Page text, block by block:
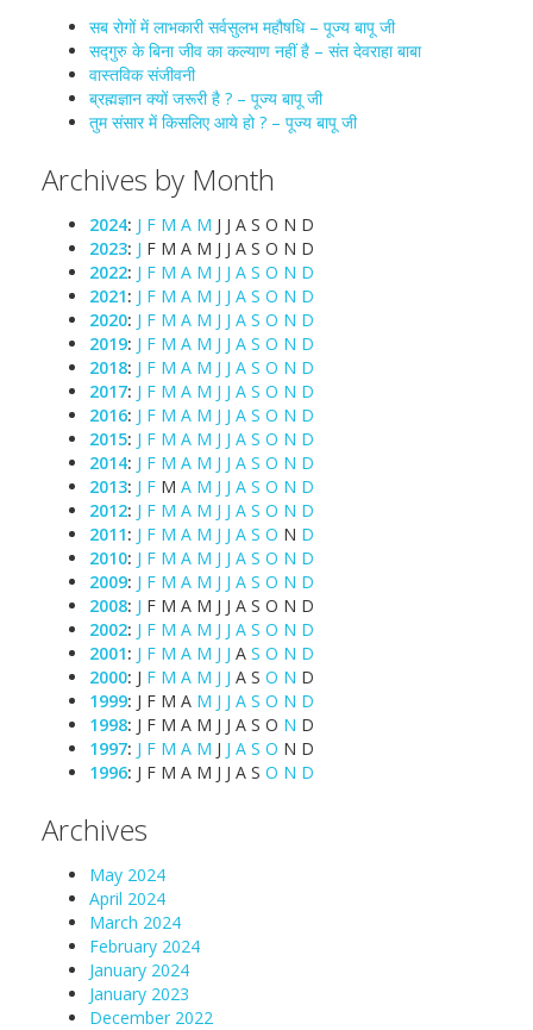
सब रोगों में लाभकारी सर्वसुलभ महौषधि – पूज्य बापू जी
सद्गुरु के बिना जीव का कल्याण नहीं है – संत देवराहा बाबा
वास्तविक संजीवनी
ब्रह्मज्ञान क्यों जरूरी है ? – पूज्य बापू जी
तुम संसार में किसलिए आये हो ? – पूज्य बापू जी
Archives by Month
2024: J F M A M J J A S O N D
2023: J F M A M J J A S O N D
2022: J F M A M J J A S O N D
2021: J F M A M J J A S O N D
2020: J F M A M J J A S O N D
2019: J F M A M J J A S O N D
2018: J F M A M J J A S O N D
2017: J F M A M J J A S O N D
2016: J F M A M J J A S O N D
2015: J F M A M J J A S O N D
2014: J F M A M J J A S O N D
2013: J F M A M J J A S O N D
2012: J F M A M J J A S O N D
2011: J F M A M J J A S O N D
2010: J F M A M J J A S O N D
2009: J F M A M J J A S O N D
2008: J F M A M J J A S O N D
2002: J F M A M J J A S O N D
2001: J F M A M J J A S O N D
2000: J F M A M J J A S O N D
1999: J F M A M J J A S O N D
1998: J F M A M J J A S O N D
1997: J F M A M J J A S O N D
1996: J F M A M J J A S O N D
Archives
May 2024
April 2024
March 2024
February 2024
January 2024
January 2023
December 2022